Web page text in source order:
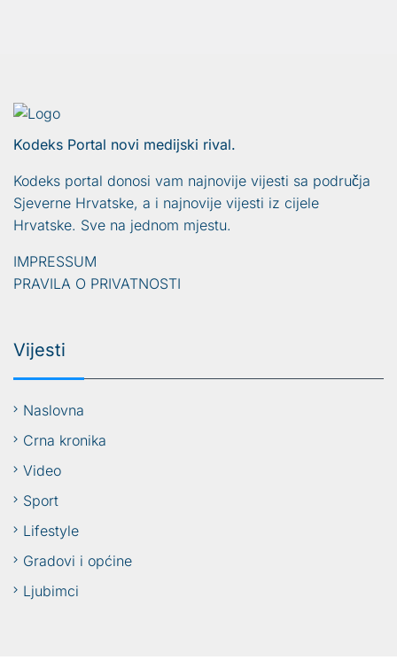
Kodeks Portal novi medijski rival.
Kodeks portal donosi vam najnovije vijesti sa područja
Sjeverne Hrvatske, a i najnovije vijesti iz cijele
Hrvatske. Sve na jednom mjestu.
IMPRESSUM
PRAVILA O PRIVATNOSTI
Vijesti
Naslovna
Crna kronika
Video
Sport
Lifestyle
Gradovi i općine
Ljubimci